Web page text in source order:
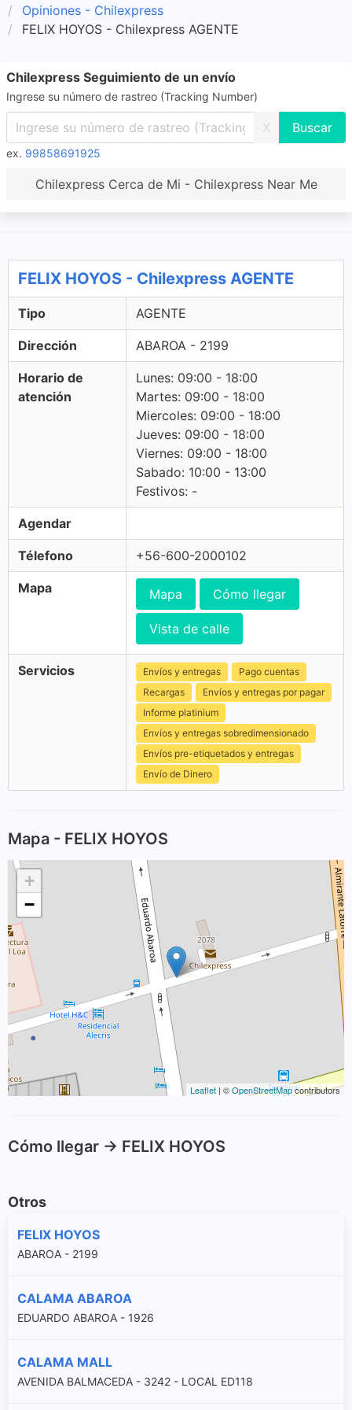
Opiniones - Chilexpress
FELIX HOYOS - Chilexpress AGENTE
Chilexpress Seguimiento de un envío
Ingrese su número de rastreo (Tracking Number)
X
ex. 99858691925
Chilexpress Cerca de Mi - Chilexpress Near Me
FELIX HOYOS - Chilexpress AGENTE
Tipo AGENTE
Dirección ABAROA - 2199
Horario de
atención
Lunes: 09:00 - 18:00
Martes: 09:00 - 18:00
Miercoles: 09:00 - 18:00
Jueves: 09:00 - 18:00
Viernes: 09:00 - 18:00
Sabado: 10:00 - 13:00
Festivos: -
Agendar
Télefono +56-600-2000102
Mapa Mapa Cómo llegar
Vista de calle
Servicios Envíos y entregas
Pago cuentas
Recargas
Envíos y entregas por pagar
Informe platinium
Envíos y entregas sobredimensionado
Envíos pre-etiquetados y entregas
Envío de Dinero
Mapa - FELIX HOYOS
+
−
Leaflet | ©OpenStreetMapcontributors
Cómo llegar -> FELIX HOYOS
Otros
FELIX HOYOS
ABAROA - 2199
CALAMA ABAROA
EDUARDO ABAROA - 1926
CALAMA MALL
AVENIDA BALMACEDA - 3242 - LOCAL ED118